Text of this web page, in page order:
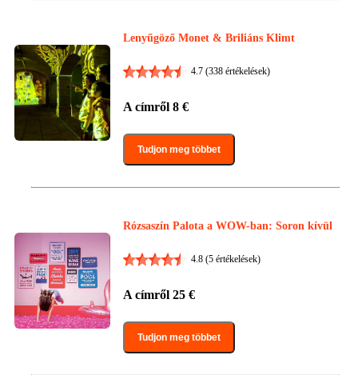
Lenyűgöző Monet & Briliáns Klimt
4.7 (338 értékelések)
A címről 8 €
Tudjon meg többet
Rózsaszín Palota a WOW-ban: Soron kívül
4.8 (5 értékelések)
A címről 25 €
Tudjon meg többet